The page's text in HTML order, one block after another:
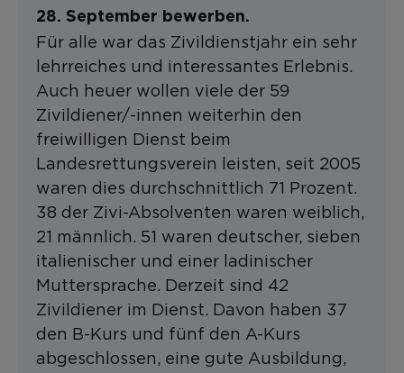
28. September bewerben.
Für alle war das Zivildienstjahr ein sehr
lehrreiches und interessantes Erlebnis.
Auch heuer wollen viele der 59
Zivildiener/-innen weiterhin den
freiwilligen Dienst beim
Landesrettungsverein leisten, seit 2005
waren dies durchschnittlich 71 Prozent.
38 der Zivi-Absolventen waren weiblich,
21 männlich. 51 waren deutscher, sieben
italienischer und einer ladinischer
Muttersprache. Derzeit sind 42
Zivildiener im Dienst. Davon haben 37
den B-Kurs und fünf den A-Kurs
abgeschlossen, eine gute Ausbildung,